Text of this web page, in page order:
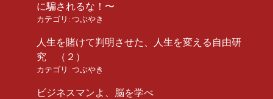
に騙されるな！〜
カテゴリ: つぶやき
人生を賭けて判明させた、人生を変える自由研
究 （２）
カテゴリ: つぶやき
ビジネスマンよ、脳を学べ